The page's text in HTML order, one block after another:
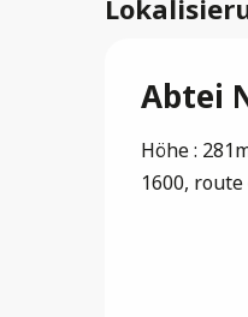
Abtei
Höhe :
1600,